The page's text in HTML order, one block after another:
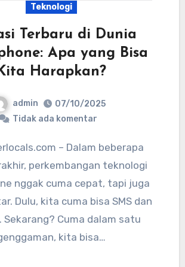
Teknologi
Terbaru di Dunia
Apa yang Bisa
Harapkan?
admin
07/10/2025
Tidak ada komentar
perkembangan teknologi
nggak cuma cepat, tapi juga
Dulu, kita cuma bisa SMS dan
Sekarang? Cuma dalam satu
kita bisa…